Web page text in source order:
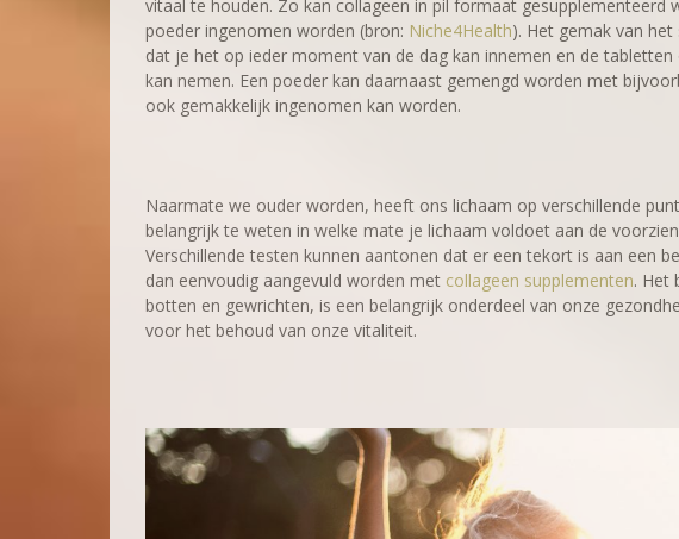
vitaal te houden. Zo kan collageen in pil formaat gesupplementeerd
poeder ingenomen worden (bron: Niche4Health). Het gemak van
dat je het op ieder moment van de dag kan innemen en de
kan nemen. Een poeder kan daarnaast gemengd worden met
ook gemakkelijk ingenomen kan worden.
Naarmate we ouder worden, heeft ons lichaam op verschillende
belangrijk te weten in welke mate je lichaam voldoet aan de
Verschillende testen kunnen aantonen dat er een tekort is aan een
dan eenvoudig aangevuld worden met collageen supplementen. Het
botten en gewrichten, is een belangrijk onderdeel van onze
voor het behoud van onze vitaliteit.